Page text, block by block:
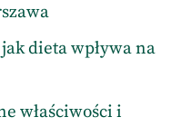
dieta wpływa na
właściwości i